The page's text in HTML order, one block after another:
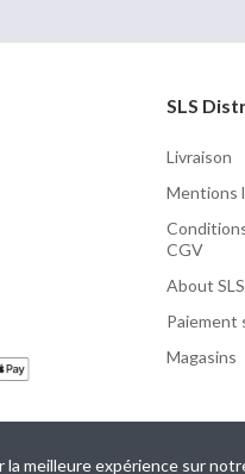
SLS
Livraison
Mentions
CGV
About SLS
Paiement
Magasins
meilleure expérience sur